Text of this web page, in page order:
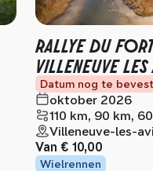
RALLYE DU
VILLENEUVE
Datum nog te
oktober 2026
110 km, 90 km,
Villeneuve-les-
Van € 10,00
Wielrennen